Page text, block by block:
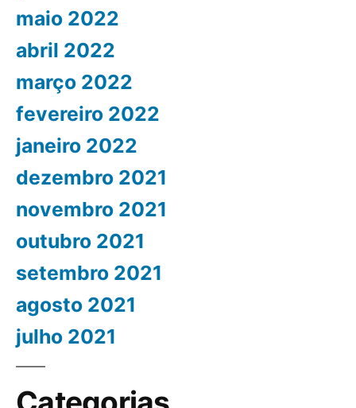
maio 2022
abril 2022
março 2022
fevereiro 2022
janeiro 2022
dezembro 2021
novembro 2021
outubro 2021
setembro 2021
agosto 2021
julho 2021